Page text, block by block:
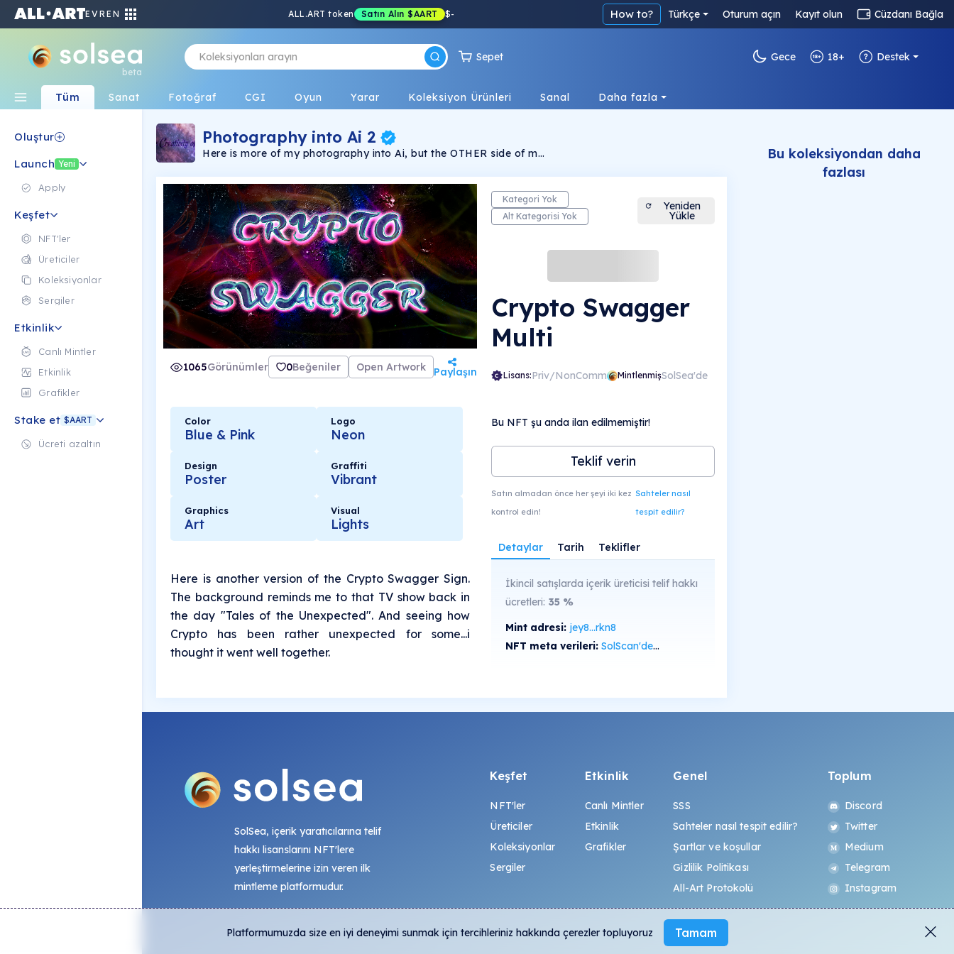
EVREN ALL.ART token Satın Alın $AART $- How to? Türkçe Oturum açın Kayıt olun Cüzdanı Bağla
beta
Sepet Gece 18+ Destek
Tüm Sanat Fotoğraf CGI Oyun Yarar Koleksiyon Ürünleri Sanal Daha fazla
Oluştur
Launch Yeni
Apply
Keşfet
NFT'ler
Üreticiler
Koleksiyonlar
Sergiler
Etkinlik
Canlı Mintler
Etkinlik
Grafikler
Stake et $AART
Ücreti azaltın
Photography into Ai 2
Here is more of my photography into Ai, but the OTHER side of me.
1065Görünümler 0Beğeniler Open Artwork Paylaşın
Color
Blue & Pink
Logo
Neon
Design
Poster
Graffiti
Vibrant
Graphics
Art
Visual
Lights
Here is another version of the Crypto Swagger Sign.
The background reminds me to that TV show back in
the day "Tales of the Unexpected". And seeing how
Crypto has been rather unexpected for some...i
thought it went well together.
Kategori Yok
Alt Kategorisi Yok
Yeniden
Yükle
Crypto Swagger
Multi
Lisans:Priv/NonComm MintlenmişSolSea'de
Bu NFT şu anda ilan edilmemiştir!
Teklif verin
Satın almadan önce her şeyi iki kez
kontrol edin!
Sahteler nasıl
tespit edilir?
Detaylar Tarih Teklifler
İkincil satışlarda içerik üreticisi telif hakkı
ücretleri: 35 %
Mint adresi: jey8...rkn8
NFT meta verileri:SolScan'de görüntüle
Bu koleksiyondan daha
fazlası
SolSea, içerik yaratıcılarına telif
hakkı lisanslarını NFT'lere
yerleştirmelerine izin veren ilk
mintleme platformudur.
Keşfet
NFT'ler
Üreticiler
Koleksiyonlar
Sergiler
Etkinlik
Canlı Mintler
Etkinlik
Grafikler
Genel
SSS
Sahteler nasıl tespit edilir?
Şartlar ve koşullar
Gizlilik Politikası
All-Art Protokolü
Toplum
Discord
Twitter
Medium
Telegram
Instagram
Platformumuzda size en iyi deneyimi sunmak için tercihleriniz hakkında çerezler topluyoruz Tamam